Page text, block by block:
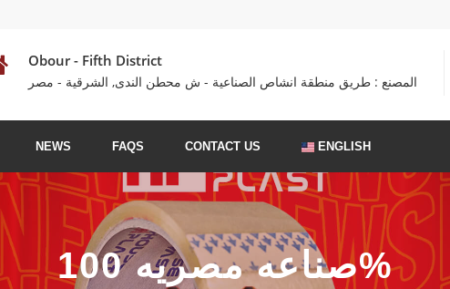
Obour - Fifth District
المصنع : طريق منطقة انشاص الصناعية - ش محطن الندى, الشرقية - مصر
NEWS FAQS CONTACT US ENGLISH
صناعه مصريه 100%